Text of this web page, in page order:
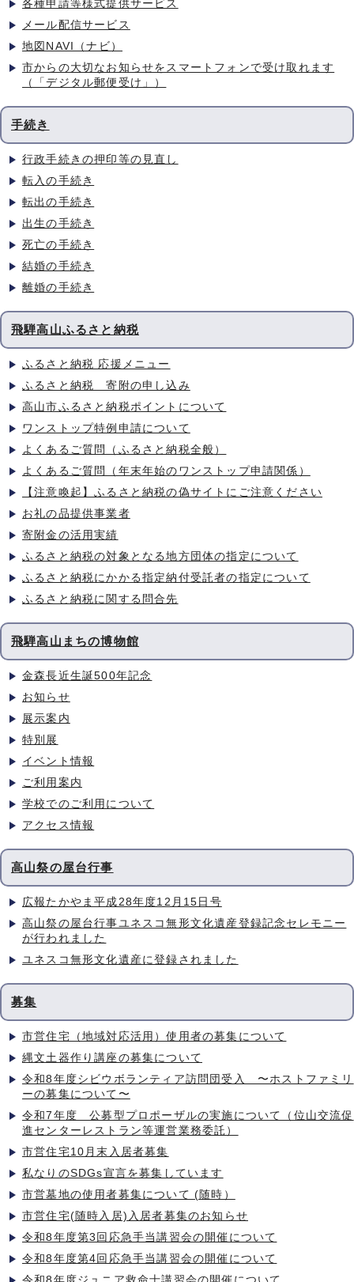
各種申請等様式提供サービス
メール配信サービス
地図NAVI（ナビ）
市からの大切なお知らせをスマートフォンで受け取れます
（「デジタル郵便受け」）
手続き
行政手続きの押印等の見直し
転入の手続き
転出の手続き
出生の手続き
死亡の手続き
結婚の手続き
離婚の手続き
飛騨高山ふるさと納税
ふるさと納税 応援メニュー
ふるさと納税 寄附の申し込み
高山市ふるさと納税ポイントについて
ワンストップ特例申請について
よくあるご質問（ふるさと納税全般）
よくあるご質問（年末年始のワンストップ申請関係）
【注意喚起】ふるさと納税の偽サイトにご注意ください
お礼の品提供事業者
寄附金の活用実績
ふるさと納税の対象となる地方団体の指定について
ふるさと納税にかかる指定納付受託者の指定について
ふるさと納税に関する問合先
飛騨高山まちの博物館
金森長近生誕500年記念
お知らせ
展示案内
特別展
イベント情報
ご利用案内
学校でのご利用について
アクセス情報
高山祭の屋台行事
広報たかやま平成28年度12月15日号
高山祭の屋台行事ユネスコ無形文化遺産登録記念セレモニー
が行われました
ユネスコ無形文化遺産に登録されました
募集
市営住宅（地域対応活用）使用者の募集について
縄文土器作り講座の募集について
令和8年度シビウボランティア訪問団受入 〜ホストファミリ
ーの募集について〜
令和7年度 公募型プロポーザルの実施について（位山交流促
進センターレストラン等運営業務委託）
市営住宅10月末入居者募集
私なりのSDGs宣言を募集しています
市営墓地の使用者募集について (随時）
市営住宅(随時入居)入居者募集のお知らせ
令和8年度第3回応急手当講習会の開催について
令和8年度第4回応急手当講習会の開催について